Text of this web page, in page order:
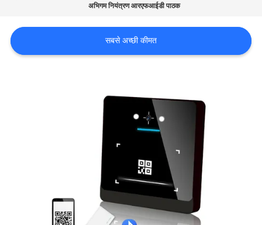
मांगें
अभिगम नियंत्रण आरएफआईडी पाठक
सबसे अच्छी कीमत